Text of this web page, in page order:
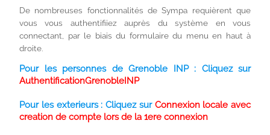
De nombreuses fonctionnalités de Sympa requièrent que
vous vous authentifiiez auprès du système en vous
connectant, par le biais du formulaire du menu en haut à
droite.
Pour les personnes de Grenoble INP : Cliquez sur
AuthentificationGrenobleINP
Pour les exterieurs : Cliquez sur Connexion locale avec
creation de compte lors de la 1ere connexion